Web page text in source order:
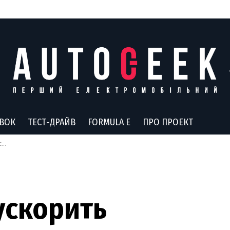
ТЕСТ-ДРАЙВ FORMULA E ПРО ПРОЕКТ